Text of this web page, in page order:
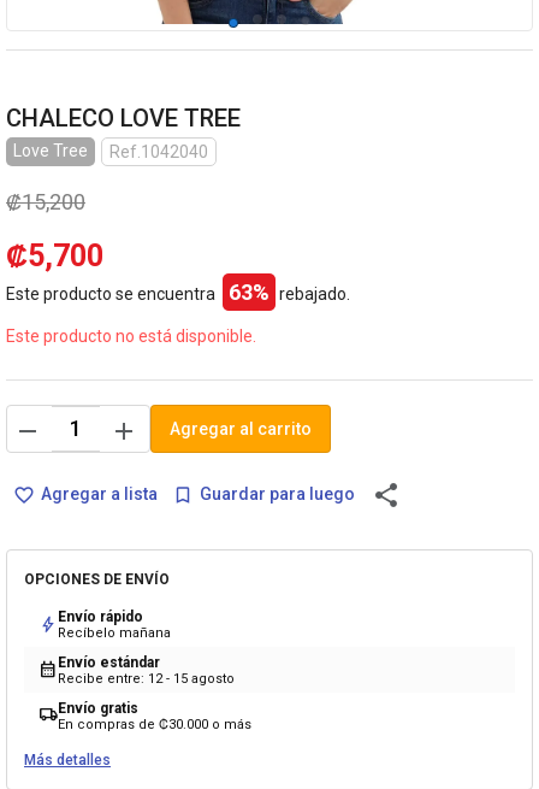
CHALECO LOVE TREE
Love Tree Ref.1042040
₡15,200
₡5,700
Este producto se encuentra 63% rebajado.
Este producto no está disponible.
remove add Agregar al carrito
favorite_border Agregar a lista bookmark_border Guardar para luego share
OPCIONES DE ENVÍO
bolt Envío rápido
Recíbelo mañana
calendar_month Envío estándar
Recibe entre: 12 - 15 agosto
local_shippingEnvío gratis
En compras de ₡30.000 o más
Más detalles